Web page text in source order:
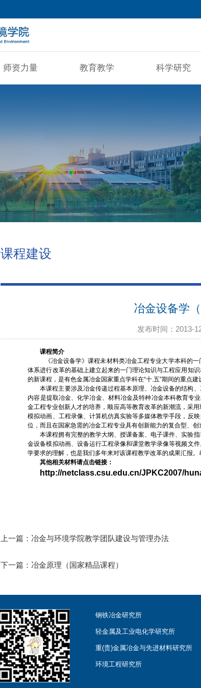
师资力量 教育教学 科学研究
课程建设
冶金设备学
发布时间：2013-
课程简介
《冶金设备学》课程未材料类冶金工程专业大学本科的
体系进行改革的基础上建立起来的一门理论知识与工程应用知
的新课程，是有色金属冶金国家重点学科在“十.五”期间的重点建
本课程主要涉及冶金传递过程基本原理、冶金设备的结构
内容是提取冶金、化学冶金、材料冶金及特种冶金本科教育专
金工程专业创新人才的培养，顺应高等教育改革的新潮流，采
模拟动画、工程录像、计算机仿真实验等多媒体教学手段，反
位，而且在国家急需的冶金工程专业具有创新能力的复合型、
本课程拥有完整的教学大纲、授课备案、电子课件、实验
金设备模拟动画、设备运行工程录像和课堂教学录像等视频文
学要求的理解，也是我们多年来对该课程教学改革的成果汇报。
其他相关材料请点击链接：
http://netclass.csu.edu.cn/JPKC2007/
上一篇： 冶金与环境学院教学团队建设与管理办法
下一篇： 冶金原理（国家精品课程）
钢铁冶金研究所
轻金属及工业电化学研究所
重(贵)金属冶金与先进材料研究所
环境工程研究所